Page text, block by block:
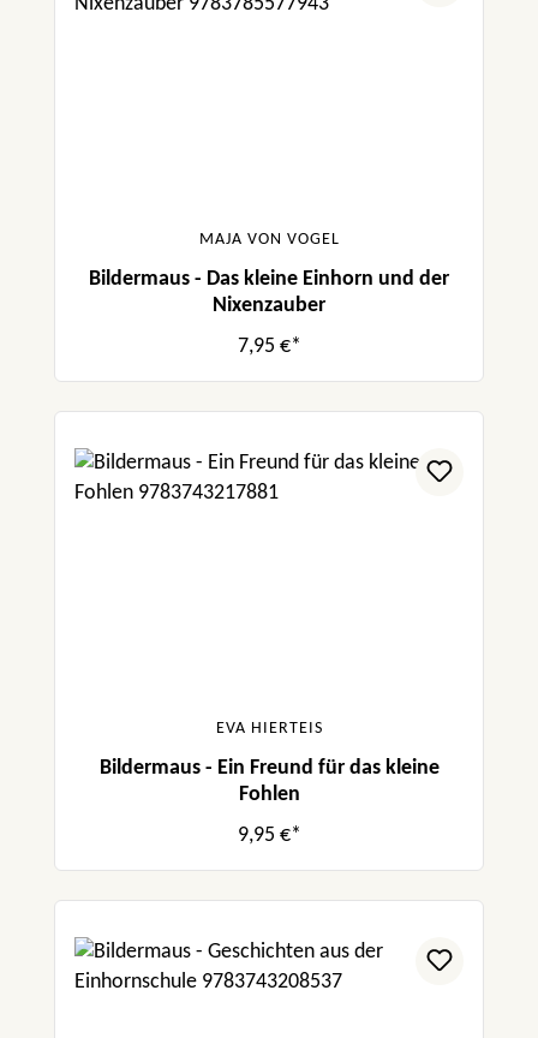
MAJA VON VOGEL
Bildermaus - Das kleine Einhorn und der
Nixenzauber
7,95 €*
EVA HIERTEIS
Bildermaus - Ein Freund für das kleine
Fohlen
9,95 €*